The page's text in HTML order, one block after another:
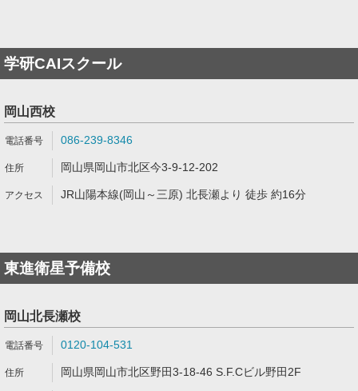
学研CAIスクール
岡山西校
086-239-8346
岡山県岡山市北区今3-9-12-202
JR山陽本線(岡山～三原) 北長瀬より 徒歩 約16分
東進衛星予備校
岡山北長瀬校
0120-104-531
岡山県岡山市北区野田3-18-46 S.F.Cビル野田2F